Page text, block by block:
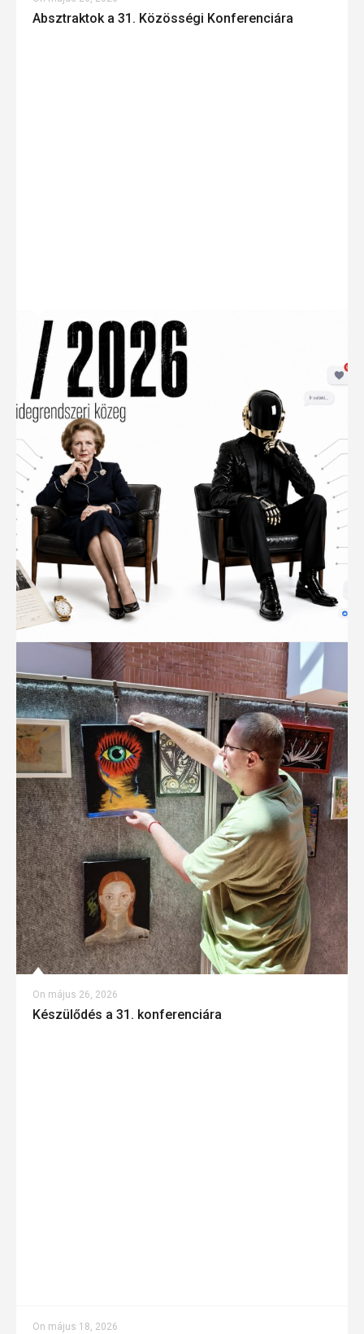
Absztraktok a 31. Közösségi Konferenciára
On május 26, 2026
Készülődés a 31. konferenciára
On május 18, 2026